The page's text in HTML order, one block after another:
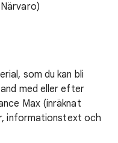
som du kan bli
med eller efter
Max (inräknat
informationstext och